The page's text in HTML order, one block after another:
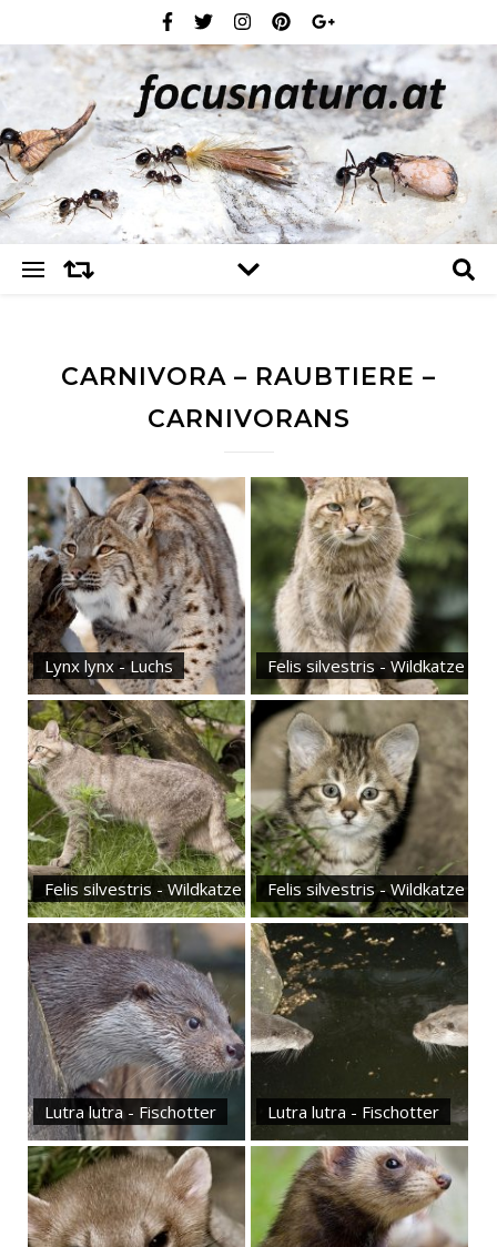
CARNIVORA – RAUBTIERE –
CARNIVORANS
Lynx lynx - Luchs Felis silvestris - Wildkatze
Felis silvestris - Wildkatze Felis silvestris - Wildkatze
Lutra lutra - Fischotter Lutra lutra - Fischotter